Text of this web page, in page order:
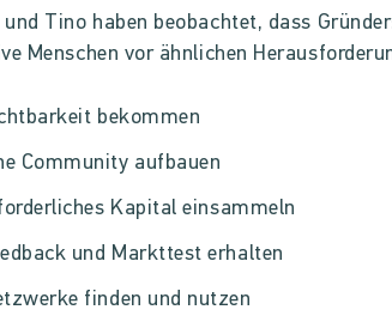
und Tino haben beobachtet, dass
Menschen vor ähnlichen
bekommen
Community aufbauen
Kapital einsammeln
und Markttest erhalten
finden und nutzen